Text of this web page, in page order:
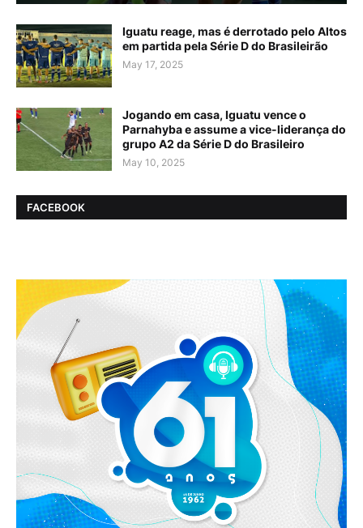
Iguatu reage, mas é derrotado pelo Altos
em partida pela Série D do Brasileirão
May 17, 2025
Jogando em casa, Iguatu vence o
Parnahyba e assume a vice-liderança do
grupo A2 da Série D do Brasileiro
May 10, 2025
FACEBOOK